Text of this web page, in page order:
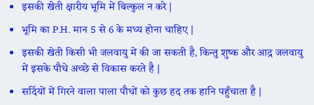
इसकी खेती क्षारीय भूमि में बिल्कुल न करे |
भूमि का P.H. मान 5 से 6 के मध्य होना चाहिए |
इसकी खेती किसी भी जलवायु में की जा सकती है, किन्तु शुष्क और आद्र जलवायु
में इसके पौधे अच्छे से विकास करते है |
सर्दियों में गिरने वाला पाला पौधों को कुछ हद तक हानि पहुँचाता है |